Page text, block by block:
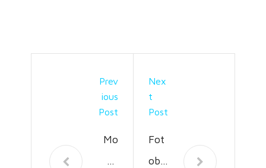
Prev
Ious
Post
Mo
da
Nex
T
Post
Fot
obu